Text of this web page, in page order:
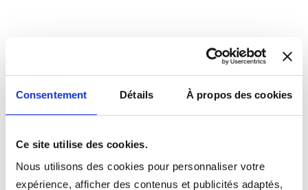
Consentement Détails À propos des cookies
Ce site utilise des cookies.
Nous utilisons des cookies pour personnaliser votre
expérience, afficher des contenus et publicités adaptés,